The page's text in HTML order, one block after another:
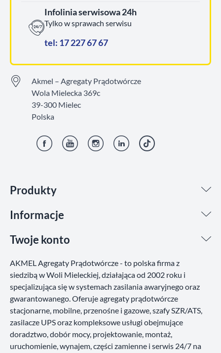
Produkty
Informacje
Twoje konto
Infolinia serwisowa 24h
Tylko w sprawach serwisu
tel: 17 227 67 67
Akmel – Agregaty Prądotwórcze
Wola Mielecka 369c
39-300 Mielec
Polska
AKMEL Agregaty Prądotwórcze - to polska firma z
siedzibą w Woli Mieleckiej, działająca od 2002 roku i
specjalizująca się w systemach zasilania awaryjnego oraz
gwarantowanego. Oferuje agregaty prądotwórcze
stacjonarne, mobilne, przenośne i gazowe, szafy SZR/ATS,
zasilacze UPS oraz kompleksowe usługi obejmujące
doradztwo, dobór mocy, projektowanie, montaż,
uruchomienie, wynajem, części zamienne i serwis 24/7 na